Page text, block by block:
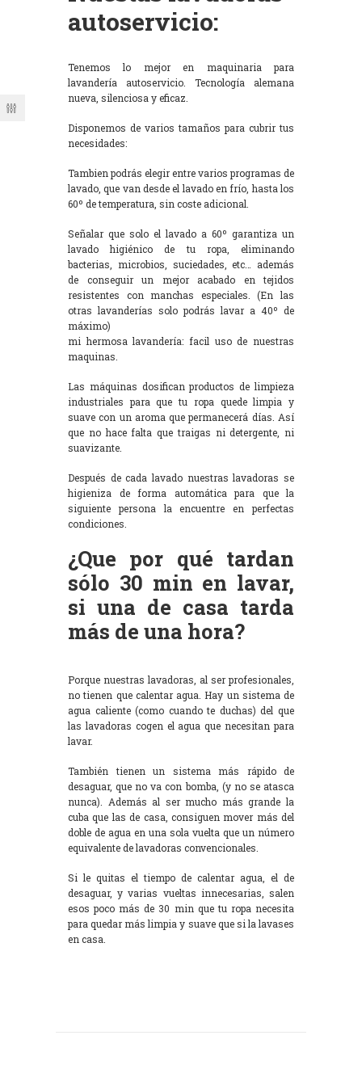
autoservicio:
Tenemos lo mejor en maquinaria para
lavandería autoservicio. Tecnología alemana
nueva, silenciosa y eficaz.
Disponemos de varios tamaños para cubrir tus
necesidades:
Tambien podrás elegir entre varios programas de
lavado, que van desde el lavado en frío, hasta los
60º de temperatura, sin coste adicional.
Señalar que solo el lavado a 60º garantiza un
lavado higiénico de tu ropa, eliminando
bacterias, microbios, suciedades, etc… además
de conseguir un mejor acabado en tejidos
resistentes con manchas especiales. (En las
otras lavanderías solo podrás lavar a 40º de
máximo)
mi hermosa lavandería: facil uso de nuestras
maquinas.
Las máquinas dosifican productos de limpieza
industriales para que tu ropa quede limpia y
suave con un aroma que permanecerá días. Así
que no hace falta que traigas ni detergente, ni
suavizante.
Después de cada lavado nuestras lavadoras se
higieniza de forma automática para que la
siguiente persona la encuentre en perfectas
condiciones.
¿Que por qué tardan
sólo 30 min en lavar,
si una de casa tarda
más de una hora?
Porque nuestras lavadoras, al ser profesionales,
no tienen que calentar agua. Hay un sistema de
agua caliente (como cuando te duchas) del que
las lavadoras cogen el agua que necesitan para
lavar.
También tienen un sistema más rápido de
desaguar, que no va con bomba, (y no se atasca
nunca). Además al ser mucho más grande la
cuba que las de casa, consiguen mover más del
doble de agua en una sola vuelta que un número
equivalente de lavadoras convencionales.
Si le quitas el tiempo de calentar agua, el de
desaguar, y varias vueltas innecesarias, salen
esos poco más de 30 min que tu ropa necesita
para quedar más limpia y suave que si la lavases
en casa.